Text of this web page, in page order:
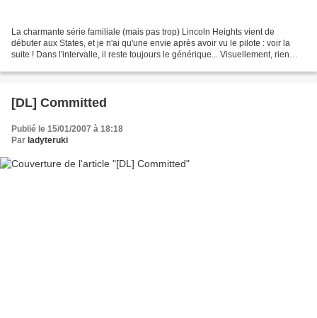
La charmante série familiale (mais pas trop) Lincoln Heights vient de
débuter aux States, et je n'ai qu'une envie après avoir vu le pilote : voir la
suite ! Dans l'intervalle, il reste toujours le générique... Visuellement, rien
[DL] Committed
Publié le 15/01/2007 à 18:18
Par ladyteruki